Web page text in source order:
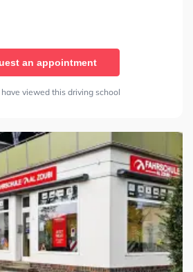
an appointment
viewed this driving school